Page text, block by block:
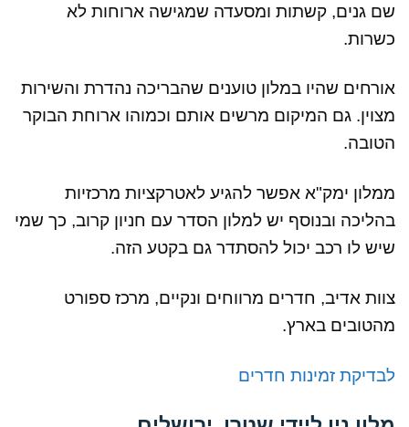
שם גנים, קשתות ומסעדה שמגישה ארוחות לא
כשרות.
אורחים שהיו במלון טוענים שהבריכה נהדרת והשירות
מצוין. גם המיקום מרשים אותם וכמוהו ארוחת הבוקר
הטובה.
ממלון ימק"א אפשר להגיע לאטרקציות מרכזיות
בהליכה ובנוסף יש למלון הסדר עם חניון קרוב, כך שמי
שיש לו רכב יכול להסתדר גם בקטע הזה.
צוות אדיב, חדרים מרווחים ונקיים, מרכז ספורט
מהטובים בארץ.
לבדיקת זמינות חדרים